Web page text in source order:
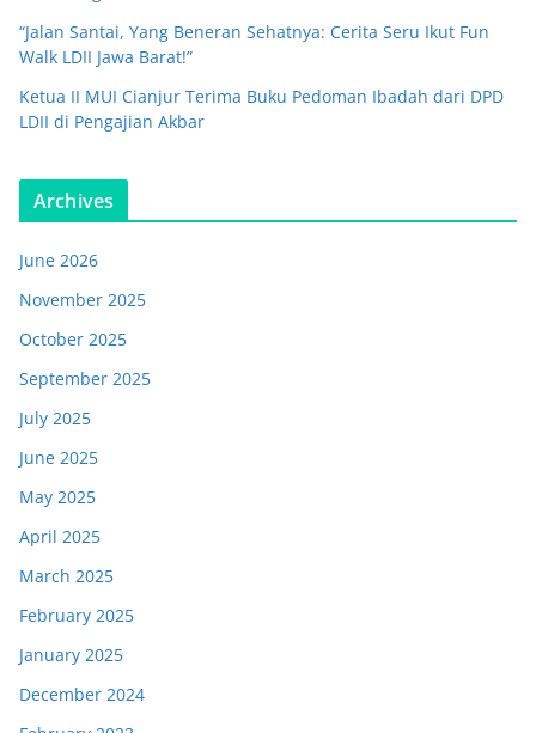
“Jalan Santai, Yang Beneran Sehatnya: Cerita Seru Ikut Fun
Walk LDII Jawa Barat!”
Ketua II MUI Cianjur Terima Buku Pedoman Ibadah dari DPD
LDII di Pengajian Akbar
Archives
June 2026
November 2025
October 2025
September 2025
July 2025
June 2025
May 2025
April 2025
March 2025
February 2025
January 2025
December 2024